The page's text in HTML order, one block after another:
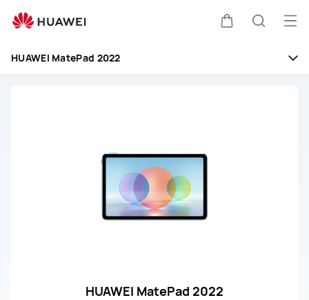
HUAWEI
HUAWEI MatePad 2022
HUAWEI MatePad 2022